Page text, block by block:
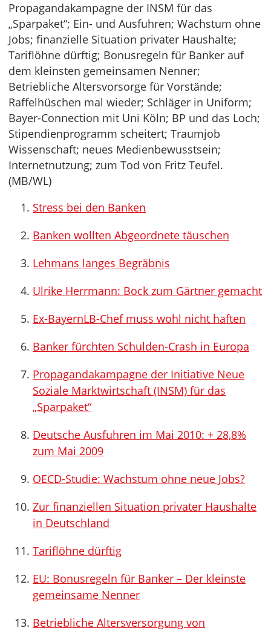
Propagandakampagne der INSM für das
„Sparpaket“; Ein- und Ausfuhren; Wachstum ohne
Jobs; finanzielle Situation privater Haushalte;
Tariflöhne dürftig; Bonusregeln für Banker auf
dem kleinsten gemeinsamen Nenner;
Betriebliche Altersvorsorge für Vorstände;
Raffelhüschen mal wieder; Schläger in Uniform;
Bayer-Connection mit Uni Köln; BP und das Loch;
Stipendienprogramm scheitert; Traumjob
Wissenschaft; neues Medienbewusstsein;
Internetnutzung; zum Tod von Fritz Teufel.
(MB/WL)
Stress bei den Banken
Banken wollten Abgeordnete täuschen
Lehmans langes Begräbnis
Ulrike Herrmann: Bock zum Gärtner gemacht
Ex-BayernLB-Chef muss wohl nicht haften
Banker fürchten Schulden-Crash in Europa
Propagandakampagne der Initiative Neue
Soziale Marktwirtschaft (INSM) für das
„Sparpaket“
Deutsche Ausfuhren im Mai 2010: + 28,8%
zum Mai 2009
OECD-Studie: Wachstum ohne neue Jobs?
Zur finanziellen Situation privater Haushalte
in Deutschland
Tariflöhne dürftig
EU: Bonusregeln für Banker – Der kleinste
gemeinsame Nenner
Betriebliche Altersversorgung von